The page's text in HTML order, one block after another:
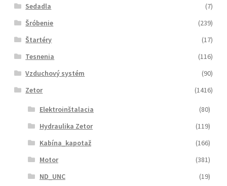
Sedadla
(7)
Šróbenie
(239)
Štartéry
(17)
Tesnenia
(116)
Vzduchový systém
(90)
Zetor
(1416)
Elektroinštalacia
(80)
Hydraulika Zetor
(119)
Kabína_kapotaž
(166)
Motor
(381)
ND_UNC
(19)